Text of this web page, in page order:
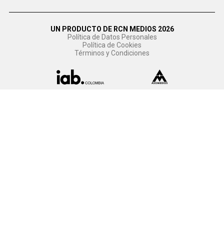
UN PRODUCTO DE RCN MEDIOS 2026
Política de Datos Personales
Política de Cookies
Términos y Condiciones